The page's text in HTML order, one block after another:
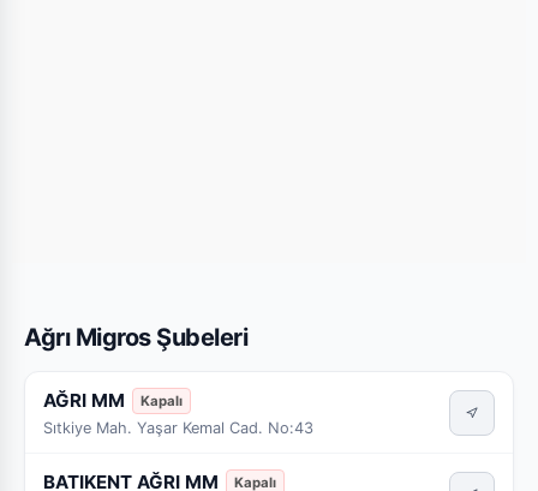
Ağrı Migros Şubeleri
AĞRI MM Kapalı
Sıtkiye Mah. Yaşar Kemal Cad. No:43
BATIKENT AĞRI MM Kapalı